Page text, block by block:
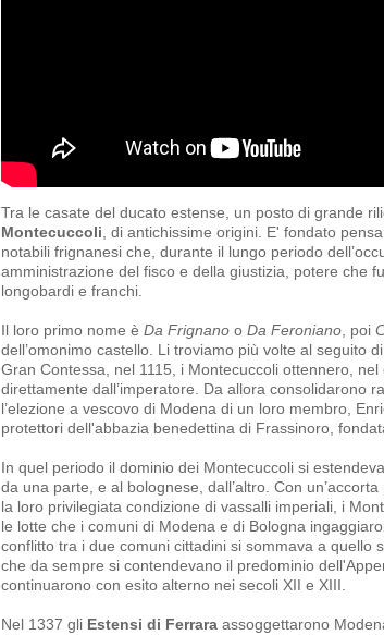
Tra le casate del ducato estense, un posto di grande
Montecuccoli, di antichissime origini. E' fondato
notabili frignanesi che, durante il lungo periodo
amministrazione del fisco e della giustizia, potere che
longobardi e franchi.
Il loro primo nome è Da Frignano o Da Feroniano, poi
dell’omonimo castello. Li troviamo più volte al seguito di
Gran Contessa, nel 1115, i Montecuccoli ottennero,
direttamente dall’imperatore. Da allora consolidarono
l’elezione a vescovo di Modena di un loro membro,
protettori dell'abbazia benedettina di Frassinoro,
In quel periodo il dominio dei Montecuccoli si
da una parte, e al bolognese, dall’altro. Con
la loro privilegiata condizione di vassalli imperiali, i
le lotte che i comuni di Modena e di Bologna
conflitto tra i due comuni cittadini si sommava a quello
che da sempre si contendevano il predominio
continuarono con esito alterno nei secoli XII e XIII.
Nel 1337 gli Estensi di Ferrara assoggettarono